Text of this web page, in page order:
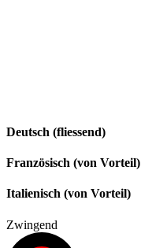
Deutsch (fliessend)
Französisch (von Vorteil)
Italienisch (von Vorteil)
Zwingend